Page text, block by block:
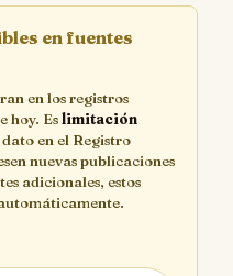
en fuentes
en los registros
hoy. Eslimitación
en el Registro
nuevas publicaciones
adicionales, estos